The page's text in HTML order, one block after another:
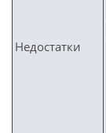
Недостатки